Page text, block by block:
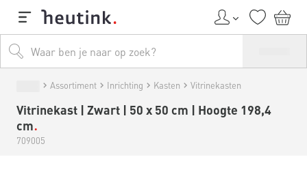
Assortiment Inrichting Kasten Vitrinekasten
Vitrinekast | Zwart | 50 x 50 cm | Hoogte 198,4
cm
709005